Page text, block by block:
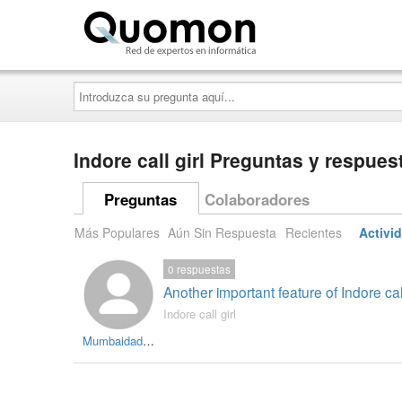
Introduzca
su
pregunta
aquí...
Indore call girl Preguntas y
Preguntas Colaboradores
Más Populares Aún Sin Respuesta Recientes
Mumbaidada875
Another important feature of Indore
0 respuestas
Indore call girl